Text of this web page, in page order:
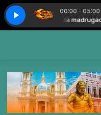
00:00 - 05:00
Turma da